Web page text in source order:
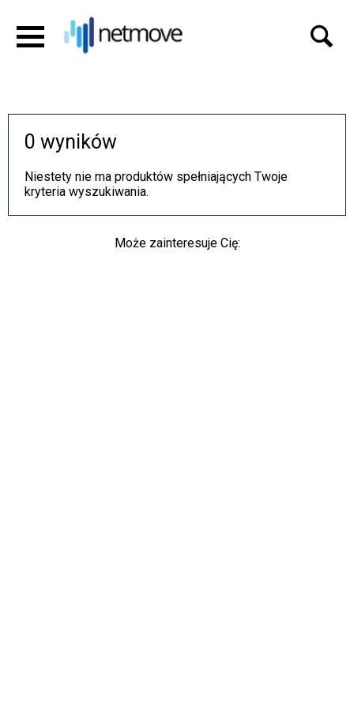
0 wyników
Niestety nie ma produktów spełniających Twoje
kryteria wyszukiwania.
Może zainteresuje Cię: